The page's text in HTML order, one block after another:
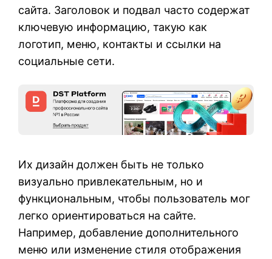
сайта. Заголовок и подвал часто содержат
ключевую информацию, такую как
логотип, меню, контакты и ссылки на
социальные сети.
Их дизайн должен быть не только
визуально привлекательным, но и
функциональным, чтобы пользователь мог
легко ориентироваться на сайте.
Например, добавление дополнительного
меню или изменение стиля отображения